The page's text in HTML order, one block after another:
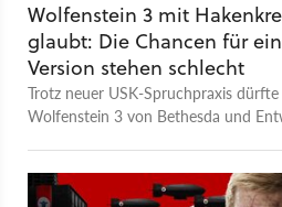
Wolfenstein 3 mit
glaubt: Die Chancen für
Version stehen schlecht
Trotz neuer USK-Spruchpraxis
Wolfenstein 3 von Bethesda und
für Videospielfragen erklärt.